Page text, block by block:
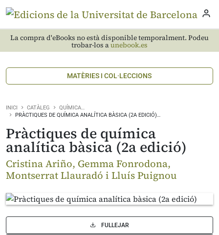
La compra d'eBooks no està disponible temporalment. Podeu
trobar-los aunebook.es
MATÈRIES I COL·LECCIONS
INICI CATÀLEG
QUÍMICA…
PRÀCTIQUES DE QUÍMICA ANALÍTICA BÀSICA (2A EDICIÓ)…
Pràctiques de química
analítica bàsica (2a edició)
Cristina Ariño, Gemma Fonrodona,
Montserrat Llauradó i Lluís Puignou
FULLEJAR